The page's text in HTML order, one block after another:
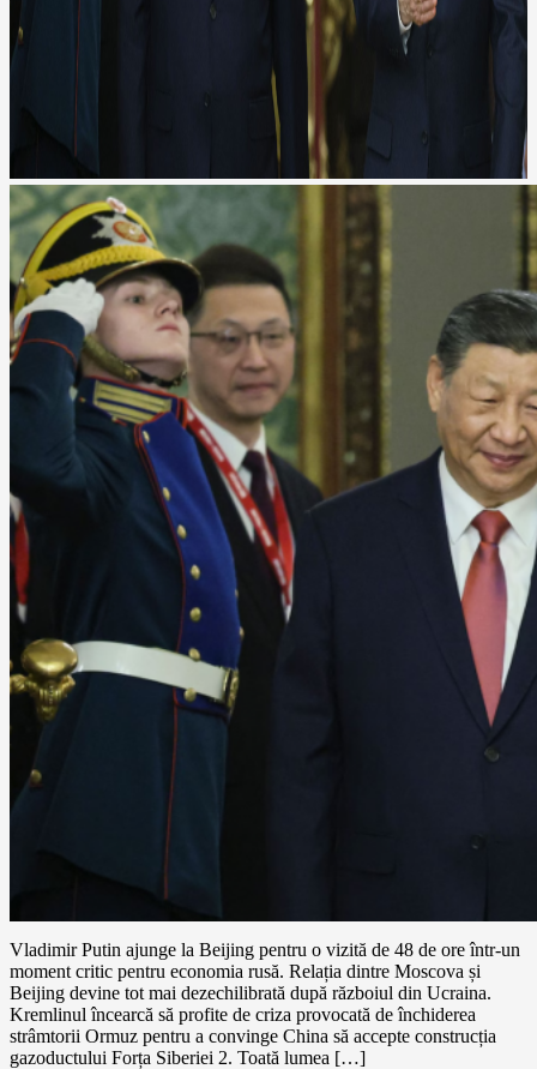
Vladimir Putin ajunge la Beijing pentru o vizită de 48 de ore într-un
moment critic pentru economia rusă. Relația dintre Moscova și
Beijing devine tot mai dezechilibrată după războiul din Ucraina.
Kremlinul încearcă să profite de criza provocată de închiderea
strâmtorii Ormuz pentru a convinge China să accepte construcția
gazoductului Forța Siberiei 2. Toată lumea […]